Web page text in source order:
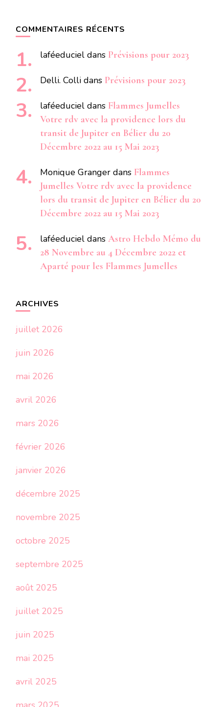
COMMENTAIRES RÉCENTS
laféeduciel dans Prévisions pour 2023
Delli. Colli dans Prévisions pour 2023
laféeduciel dans Flammes Jumelles
Votre rdv avec la providence lors du
transit de Jupiter en Bélier du 20
Décembre 2022 au 15 Mai 2023
Monique Granger dans Flammes
Jumelles Votre rdv avec la providence
lors du transit de Jupiter en Bélier du 20
Décembre 2022 au 15 Mai 2023
laféeduciel dans Astro Hebdo Mémo du
28 Novembre au 4 Décembre 2022 et
Aparté pour les Flammes Jumelles
ARCHIVES
juillet 2026
juin 2026
mai 2026
avril 2026
mars 2026
février 2026
janvier 2026
décembre 2025
novembre 2025
octobre 2025
septembre 2025
août 2025
juillet 2025
juin 2025
mai 2025
avril 2025